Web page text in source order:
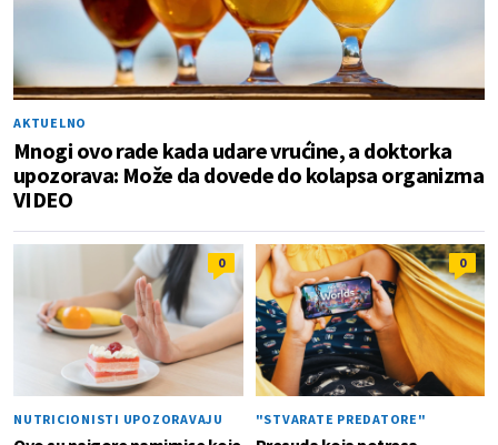
AKTUELNO
Mnogi ovo rade kada udare vrućine, a doktorka
upozorava: Može da dovede do kolapsa organizma
VIDEO
0
NUTRICIONISTI UPOZORAVAJU
0
"STVARATE PREDATORE"